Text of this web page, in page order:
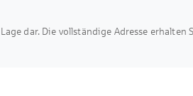
dar. Die vollständige Adresse erhalten